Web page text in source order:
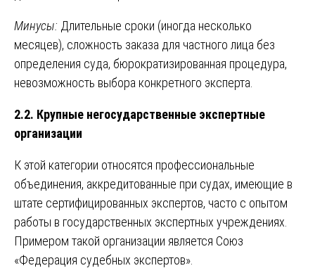
Минусы: Длительные сроки (иногда несколько
месяцев), сложность заказа для частного лица без
определения суда, бюрократизированная процедура,
невозможность выбора конкретного эксперта.
2.2. Крупные негосударственные экспертные
организации
К этой категории относятся профессиональные
объединения, аккредитованные при судах, имеющие в
штате сертифицированных экспертов, часто с опытом
работы в государственных экспертных учреждениях.
Примером такой организации является Союз
«Федерация судебных экспертов».